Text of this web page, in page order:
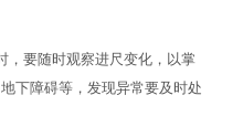
要随时观察进尺变化，以掌
下障碍等，发现异常要及时处